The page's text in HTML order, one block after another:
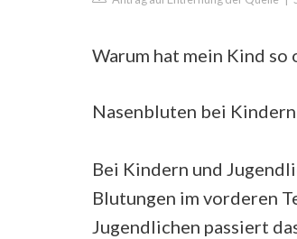
Warum hat mein Kind
Nasenbluten bei
Bei Kindern und
Blutungen im vorderen
Jugendlichen passiert